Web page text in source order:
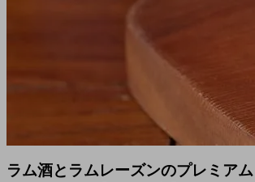
ラム酒とラムレーズンのプレミア